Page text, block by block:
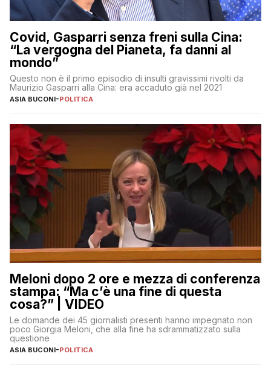
Covid, Gasparri senza freni sulla Cina:
“La vergogna del Pianeta, fa danni al
mondo”
Questo non è il primo episodio di insulti gravissimi rivolti da
Maurizio Gasparri alla Cina: era accaduto già nel 2021
ASIA BUCONI-POLITICA
Meloni dopo 2 ore e mezza di conferenza
stampa: “Ma c’è una fine di questa
cosa?” | VIDEO
Le domande dei 45 giornalisti presenti hanno impegnato non
poco Giorgia Meloni, che alla fine ha sdrammatizzato sulla
questione
ASIA BUCONI-POLITICA